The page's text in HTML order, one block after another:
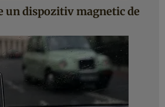
un dispozitiv magnetic de